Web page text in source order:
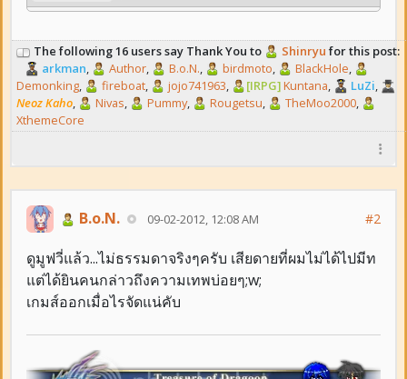
The following 16 users say Thank You to Shinryu for this post:
arkman
Author B.o.N. birdmoto BlackHole
Demonking
fireboat jojo741963 [IRPG]Kuntana LuZi
Neoz Kaho
Nivas Pummy, Rougetsu TheMoo2000
XthemeCore
B.o.N. 09-02-2012, 12:08 AM #2
ดูมูฟวี่แล้ว...ไม่ธรรมดาจริงๆครับ เสียดายที่ผมไม่ได้ไปมีท
แต่ได้ยินคนกล่าวถึงความเทพบ่อยๆ;w;
เกมส์ออกเมื่อไรจัดแน่คับ